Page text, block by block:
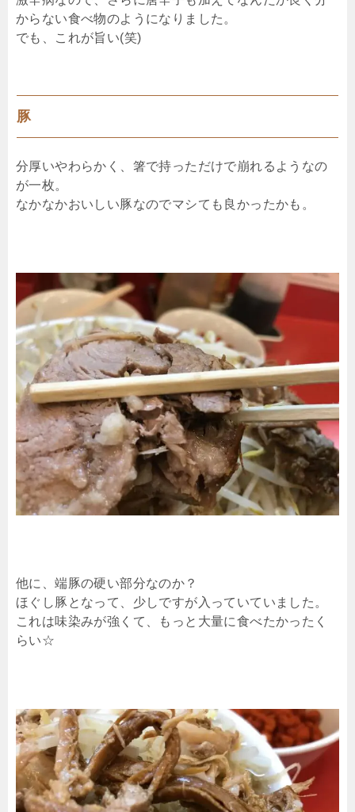
からない食べ物のようになりました。
でも、これが旨い(笑)
豚
分厚いやわらかく、箸で持っただけで崩れるようなの
が一枚。
なかなかおいしい豚なのでマシても良かったかも。
他に、端豚の硬い部分なのか？
ほぐし豚となって、少しですが入っていていました。
これは味染みが強くて、もっと大量に食べたかったく
らい☆